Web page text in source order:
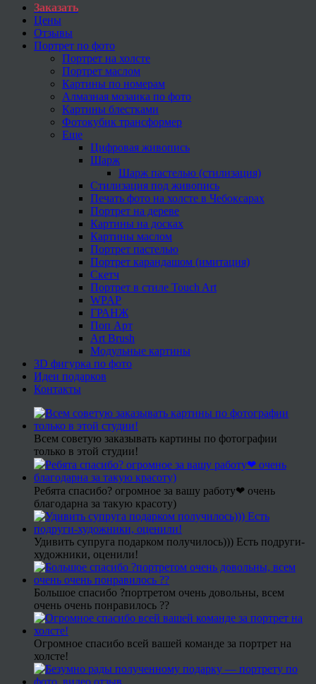
Заказать
Цены
Отзывы
Портрет по фото
Портрет на холсте
Портрет маслом
Картины по номерам
Алмазная мозаика по фото
Картины блестками
Фотокубик трансформер
Еще
Цифровая живопись
Шарж
Шарж пастелью (стилизация)
Стилизация под живопись
Печать фото на холсте в Чебоксарах
Портрет на дереве
Картины на досках
Картины маслом
Портрет пастелью
Портрет карандашом (имитация)
Скетч
Портрет в стиле Touch Art
WPAP
ГРАНЖ
Поп Арт
Art Brush
Модульные картины
3D фигурка по фото
Идеи подарков
Контакты
Всем советую заказывать картины по фотографии
только в этой студии!
Ребята спасибо? огромное за вашу работу❤ очень
благодарна за такую красоту)
Удивить супруга подарком получилось))) Есть подруги-
художники, оценили!
Большое спасибо ?портретом очень довольны, всем
очень очень понравилось ??
Огромное спасибо всей вашей команде за портрет на
холсте!